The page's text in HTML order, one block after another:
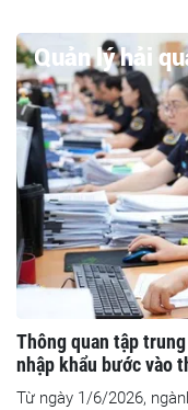
Quản lý hải
Thông quan tập
nhập khẩu bước vào
Từ ngày 1/6/2026,